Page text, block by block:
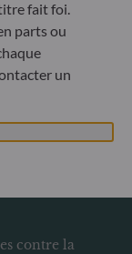
de
supervisé
contre la
titre fait foi.
parts ou
un